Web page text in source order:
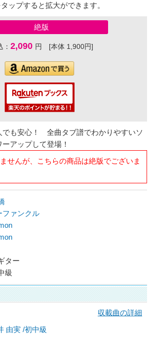
ップすると拡大ができます。
絶版
： 2,090 円 [本体 1,900円]
でも安心！ 全曲タブ譜でわかりやすいソ
アップして登場！
せんが、こちらの商品は絶版でございま
ファンクル
ター
級
収載曲の詳細
由実 /初中級